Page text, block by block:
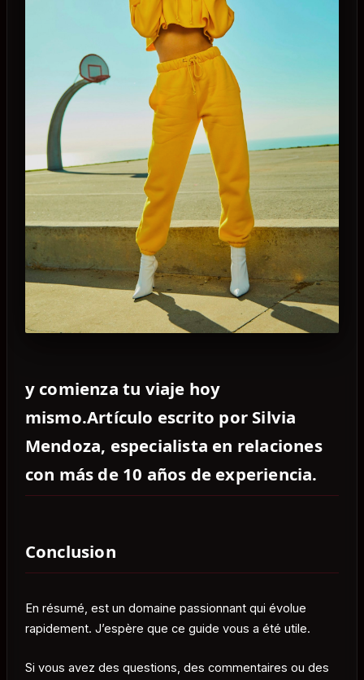
y comienza tu viaje hoy
mismo.Artículo escrito por Silvia
Mendoza, especialista en relaciones
con más de 10 años de experiencia.
Conclusion
En résumé, est un domaine passionnant qui évolue
rapidement. J’espère que ce guide vous a été utile.
Si vous avez des questions, des commentaires ou des